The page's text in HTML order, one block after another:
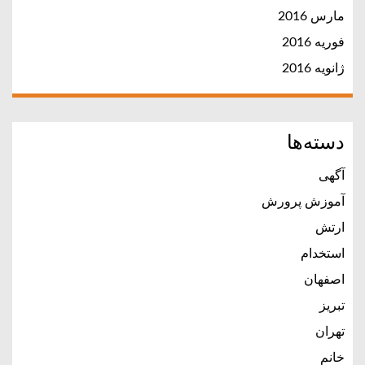
مارس 2016
فوریه 2016
ژانویه 2016
دسته‌ها
آگهی
آموزش پرورش
ارتش
استخدام
اصفهان
تبریز
تهران
خانم